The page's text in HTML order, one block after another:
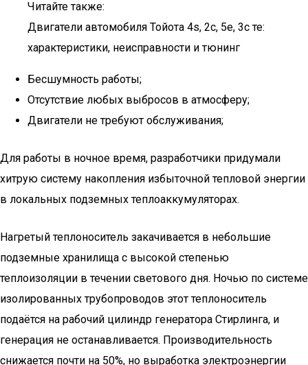
Читайте также:
Двигатели автомобиля Тойота 4s, 2с, 5е, 3с те:
характеристики, неисправности и тюнинг
Бесшумность работы;
Отсутствие любых выбросов в атмосферу;
Двигатели не требуют обслуживания;
Для работы в ночное время, разработчики придумали
хитрую систему накопления избыточной тепловой энергии
в локальных подземных теплоаккумуляторах.
Нагретый теплоноситель закачивается в небольшие
подземные хранилища с высокой степенью
теплоизоляции в течении светового дня. Ночью по системе
изолированных трубопроводов этот теплоноситель
подаётся на рабочий цилиндр генератора Стирлинга, и
генерация не останавливается. Производительность
снижается почти на 50%, но выработка электроэнергии